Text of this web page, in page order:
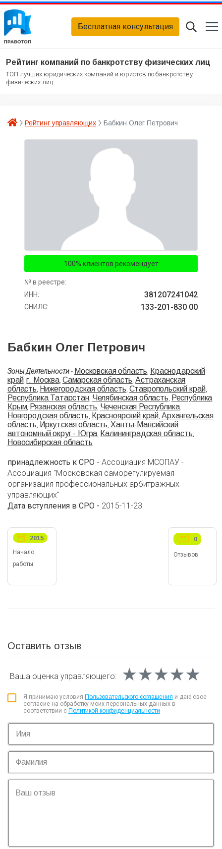
Бесплатная консультация
Рейтинг компаний по банкротству физических лиц
ТОП лучших юридических компаний и юристов по банкротству
физических лиц
Рейтинг управляющих Бабкин Олег Петрович
100% клиентов рекомендует
№ в реестре:
ИНН:
381207241042
СНИЛС: 133-201-830 00
Бабкин Олег Петрович
Зоны Деятельности- Московская область, Краснодарский
край,г. Москва, Самарская область,Астраханская
область, Нижегородская область, Ставропольский край,
Республика Татарстан, Челябинская область, Республика
Крым, Рязанская область, Чеченская Республика,
Новгородская область, Красноярский край,Архангельская
область, Иркутская область,Ханты-Мансийский
автономный округ - Югра, Калининградская область,
Новосибирская область
принадлежность к СРО - Ассоциация МСОПАУ -
Ассоциация "Московская саморегулируемая
организация профессиональных арбитражных
управляющих"
Дата вступления в СРО - 2015-11-23
Начало
работы
2015
Отзывов
0
Оставить отзыв
Ваша оценка управляющего: ★★★★★
★★★★★
★★★★★
Я принимаю условия Пользовательского соглашения и даю свое
согласие на обработку моих персональных данных в
соответствии с Политикой конфиденциальности